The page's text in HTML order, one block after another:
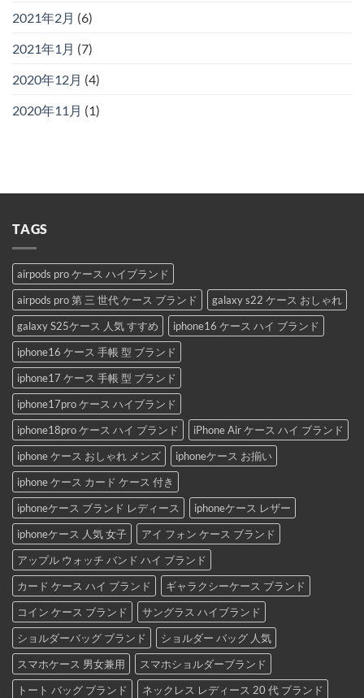
2021年2月 (6)
2021年1月 (7)
2020年12月 (4)
2020年11月 (1)
TAGS
airpods pro ケース ハイブランド
airpods pro 第 三 世代 ケース ブランド
galaxy s22 ケース おしゃれ
galaxy S25ケース 人気 すすめ
iphone16 ケース ハイ ブランド
iphone16 ケース 手帳 型 ブランド
iphone17 ケース 手帳 型 ブランド
iphone17pro ケース ハイブランド
iphone18pro ケース ハイ ブランド
iPhone Air ケース ハイ ブランド
iphone ケース おしゃれ メンズ
iphoneケース お揃い
iphone ケース カード ケース 付き
iphoneケース ブランド レディース
iphoneケース レザー
iphoneケース 人気 女子
アイ フォン ケース ブランド
アップル ウォッチ バンド ハイ ブランド
カード ケース ハイ ブランド
ギャラクシーケース ブランド
コイン ケース ブランド
サングラス ハイブランド
ショルダーバッグ ブランド
ショルダー バッグ 人気
スマホケース 男女兼用
スマホショルダーブランド
トート バッグ ブランド
ネックレス レディース 20 代 ブランド